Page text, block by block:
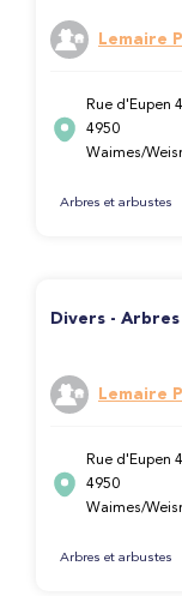
Lemaire
Rue d'Eupen
4950
Waimes/
Arbres et arbustes
Divers -
Lemaire
Rue d'Eupen
4950
Waimes/
Arbres et arbustes